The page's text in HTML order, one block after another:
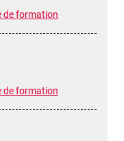
de formation
de formation